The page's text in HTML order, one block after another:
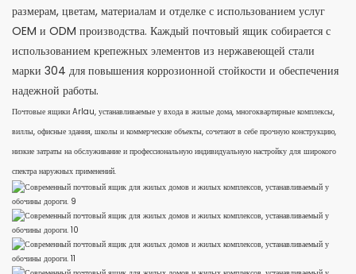
размерам, цветам, материалам и отделке с использованием услуг
OEM и ODM производства. Каждый почтовый ящик собирается с
использованием крепежных элементов из нержавеющей стали
марки 304 для повышения коррозионной стойкости и обеспечения
надежной работы.
Почтовые ящики Arlau, устанавливаемые у входа в жилые дома, многоквартирные комплексы,
виллы, офисные здания, школы и коммерческие объекты, сочетают в себе прочную конструкцию,
низкие затраты на обслуживание и профессиональную индивидуальную настройку для широкого
спектра наружных применений.